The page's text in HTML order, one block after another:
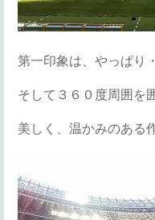
第一印象は、やっぱり
そして３６０度周囲を
美しく、温かみのある